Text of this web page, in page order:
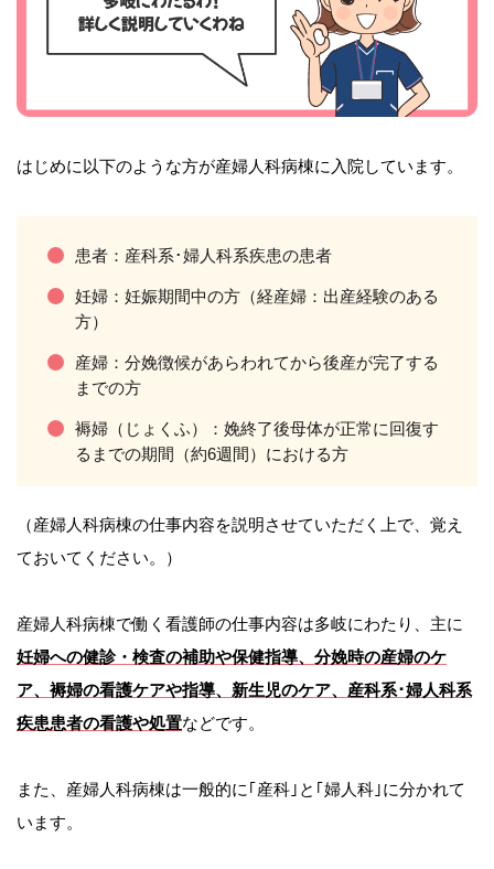
はじめに以下のような方が産婦人科病棟に入院しています。
患者：産科系･婦人科系疾患の患者
妊婦：妊娠期間中の方（経産婦：出産経験のある
方）
産婦：分娩徴候があらわれてから後産が完了する
までの方
褥婦（じょくふ）：娩終了後母体が正常に回復す
るまでの期間（約6週間）における方
（産婦人科病棟の仕事内容を説明させていただく上で、覚え
ておいてください。）
産婦人科病棟で働く看護師の仕事内容は多岐にわたり、主に
妊婦への健診・検査の補助や保健指導、分娩時の産婦のケ
ア、褥婦の看護ケアや指導、新生児のケア、産科系･婦人科系
疾患患者の看護や処置などです。
また、産婦人科病棟は一般的に｢産科｣と｢婦人科｣に分かれて
います。